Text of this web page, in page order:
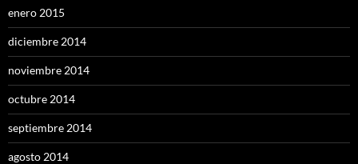
enero 2015
diciembre 2014
noviembre 2014
octubre 2014
septiembre 2014
agosto 2014